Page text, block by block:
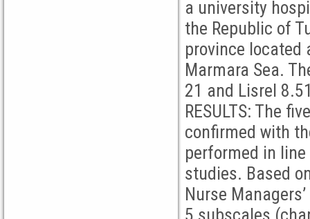
a university
the Republic of
province located
Marmara Sea.
21 and Lisrel
RESULTS: The
confirmed with
performed in
studies. Based
Nurse